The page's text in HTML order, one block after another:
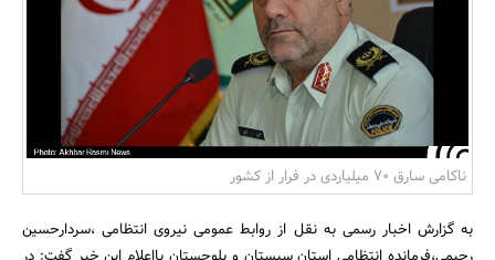
بانک، بیمه و سرمایه
مسکن و ساختمان
ناکامی سارق 70 میلیاردی در فرار از کشور
به گزارش اخبار رسمی به نقل از روابط عمومی نیروی انتظامی ،سردارحسین